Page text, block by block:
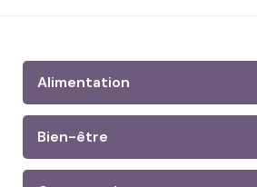
Alimentation
Bien-être